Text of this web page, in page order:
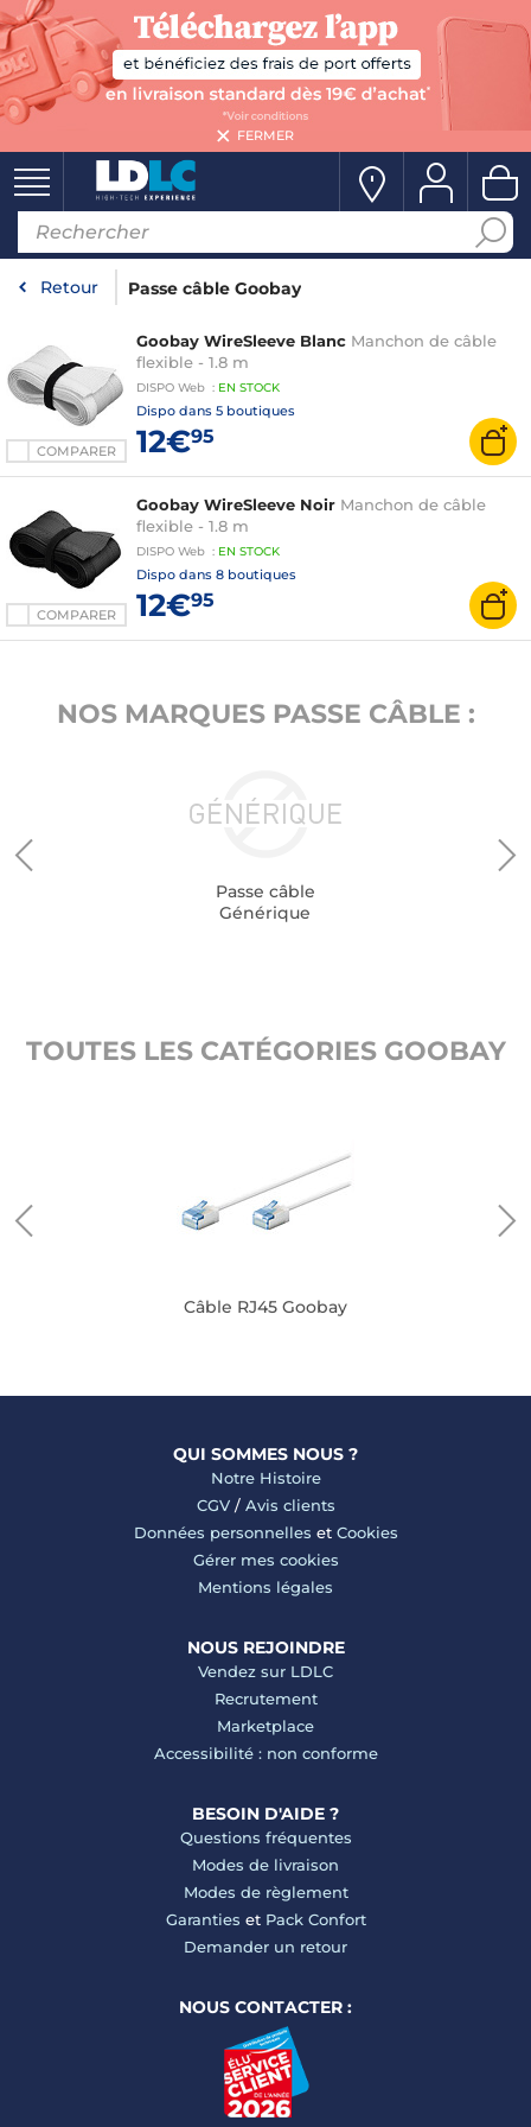
FERMER
Retour Passe câble Goobay
COMPARER
Goobay WireSleeve Blanc Manchon de câble
flexible - 1.8 m
DISPO Web : EN STOCK
Dispo dans 5 boutiques
12€95
COMPARER
Goobay WireSleeve Noir Manchon de câble
flexible - 1.8 m
DISPO Web : EN STOCK
Dispo dans 8 boutiques
12€95
NOS MARQUES PASSE CÂBLE :
Passe câble
Générique
TOUTES LES CATÉGORIES GOOBAY
Câble RJ45 Goobay
QUI SOMMES NOUS ?
Notre Histoire
CGV/ Avis clients
Données personnelles et Cookies
Gérer mes cookies
Mentions légales
NOUS REJOINDRE
Vendez sur LDLC
Recrutement
Marketplace
Accessibilité : non conforme
BESOIN D'AIDE ?
Questions fréquentes
Modes de livraison
Modes de règlement
Garanties et Pack Confort
Demander un retour
NOUS CONTACTER :